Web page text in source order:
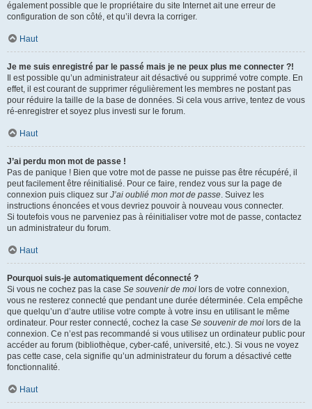
également possible que le propriétaire du site Internet ait une erreur de
configuration de son côté, et qu’il devra la corriger.
Haut
Je me suis enregistré par le passé mais je ne peux plus me connecter ?!
Il est possible qu’un administrateur ait désactivé ou supprimé votre compte. En
effet, il est courant de supprimer régulièrement les membres ne postant pas
pour réduire la taille de la base de données. Si cela vous arrive, tentez de vous
ré-enregistrer et soyez plus investi sur le forum.
Haut
J’ai perdu mon mot de passe !
Pas de panique ! Bien que votre mot de passe ne puisse pas être récupéré, il
peut facilement être réinitialisé. Pour ce faire, rendez vous sur la page de
connexion puis cliquez sur J’ai oublié mon mot de passe. Suivez les
instructions énoncées et vous devriez pouvoir à nouveau vous connecter.
Si toutefois vous ne parveniez pas à réinitialiser votre mot de passe, contactez
un administrateur du forum.
Haut
Pourquoi suis-je automatiquement déconnecté ?
Si vous ne cochez pas la case Se souvenir de moi lors de votre connexion,
vous ne resterez connecté que pendant une durée déterminée. Cela empêche
que quelqu’un d’autre utilise votre compte à votre insu en utilisant le même
ordinateur. Pour rester connecté, cochez la case Se souvenir de moi lors de la
connexion. Ce n’est pas recommandé si vous utilisez un ordinateur public pour
accéder au forum (bibliothèque, cyber-café, université, etc.). Si vous ne voyez
pas cette case, cela signifie qu’un administrateur du forum a désactivé cette
fonctionnalité.
Haut